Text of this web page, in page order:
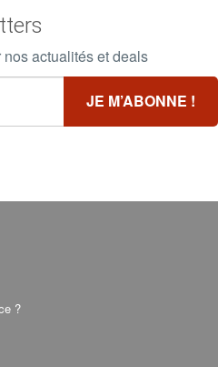
actualités et deals
?